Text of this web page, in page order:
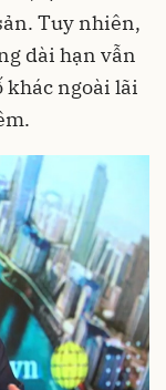
Tuy nhiên,
dài hạn vẫn
khác ngoài lãi